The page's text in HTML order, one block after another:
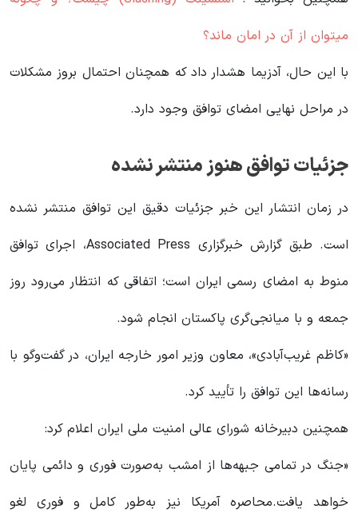
میتوان از آن در امان ماند؟
با این حال، آدزیما هشدار داد که همچنان احتمال بروز مشکلات
در مراحل نهایی امضای توافق وجود دارد.
جزئیات توافق هنوز منتشر نشده
در زمان انتشار این خبر جزئیات دقیق این توافق منتشر نشده
است. طبق گزارش خبرگزاری Associated Press، اجرای توافق
منوط به امضای رسمی ایران است؛ اتفاقی که انتظار می‌رود روز
جمعه و با میانجی‌گری پاکستان انجام شود.
«کاظم غریب‌آبادی»، معاون وزیر امور خارجه ایران، در گفت‌وگو با
رسانه‌ها این توافق را تأیید کرد.
همچنین دبیرخانه شورای عالی امنیت ملی ایران اعلام کرد:
«جنگ در تمامی جبهه‌ها از امشب به‌صورت فوری و دائمی پایان
خواهد یافت.محاصره آمریکا نیز به‌طور کامل و فوری لغو